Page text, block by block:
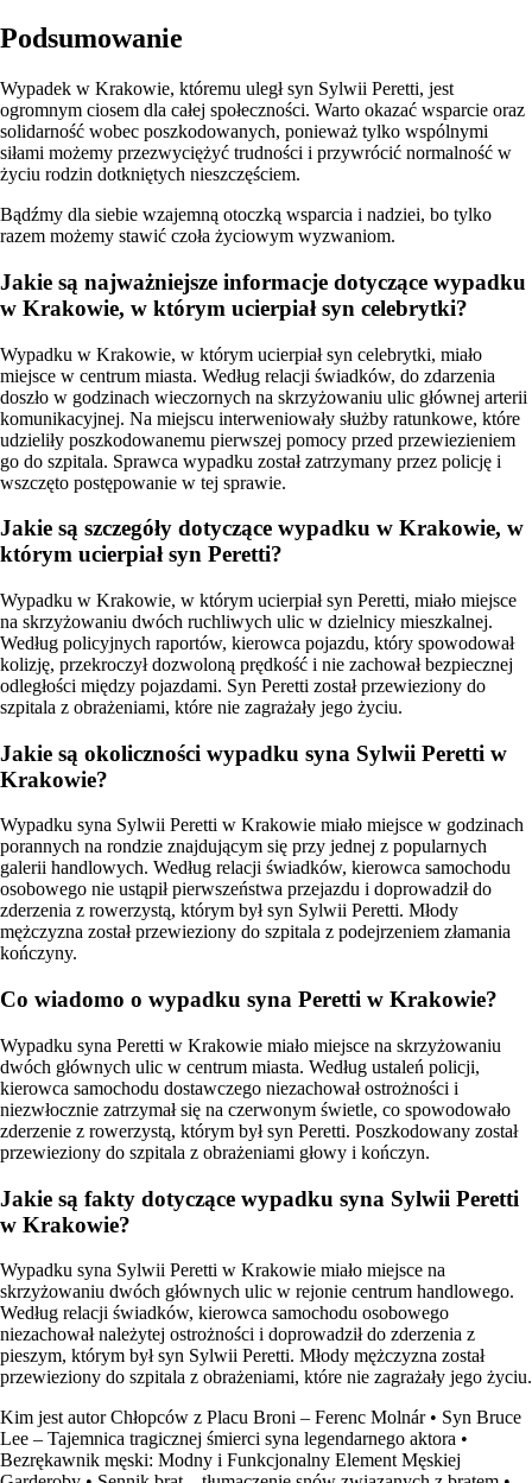
Podsumowanie
Wypadek w Krakowie, któremu uległ syn Sylwii Peretti, jest
ogromnym ciosem dla całej społeczności. Warto okazać wsparcie oraz
solidarność wobec poszkodowanych, ponieważ tylko wspólnymi
siłami możemy przezwyciężyć trudności i przywrócić normalność w
życiu rodzin dotkniętych nieszczęściem.
Bądźmy dla siebie wzajemną otoczką wsparcia i nadziei, bo tylko
razem możemy stawić czoła życiowym wyzwaniom.
Jakie są najważniejsze informacje dotyczące wypadku
w Krakowie, w którym ucierpiał syn celebrytki?
Wypadku w Krakowie, w którym ucierpiał syn celebrytki, miało
miejsce w centrum miasta. Według relacji świadków, do zdarzenia
doszło w godzinach wieczornych na skrzyżowaniu ulic głównej arterii
komunikacyjnej. Na miejscu interweniowały służby ratunkowe, które
udzieliły poszkodowanemu pierwszej pomocy przed przewiezieniem
go do szpitala. Sprawca wypadku został zatrzymany przez policję i
wszczęto postępowanie w tej sprawie.
Jakie są szczegóły dotyczące wypadku w Krakowie, w
którym ucierpiał syn Peretti?
Wypadku w Krakowie, w którym ucierpiał syn Peretti, miało miejsce
na skrzyżowaniu dwóch ruchliwych ulic w dzielnicy mieszkalnej.
Według policyjnych raportów, kierowca pojazdu, który spowodował
kolizję, przekroczył dozwoloną prędkość i nie zachował bezpiecznej
odległości między pojazdami. Syn Peretti został przewieziony do
szpitala z obrażeniami, które nie zagrażały jego życiu.
Jakie są okoliczności wypadku syna Sylwii Peretti w
Krakowie?
Wypadku syna Sylwii Peretti w Krakowie miało miejsce w godzinach
porannych na rondzie znajdującym się przy jednej z popularnych
galerii handlowych. Według relacji świadków, kierowca samochodu
osobowego nie ustąpił pierwszeństwa przejazdu i doprowadził do
zderzenia z rowerzystą, którym był syn Sylwii Peretti. Młody
mężczyzna został przewieziony do szpitala z podejrzeniem złamania
kończyny.
Co wiadomo o wypadku syna Peretti w Krakowie?
Wypadku syna Peretti w Krakowie miało miejsce na skrzyżowaniu
dwóch głównych ulic w centrum miasta. Według ustaleń policji,
kierowca samochodu dostawczego niezachował ostrożności i
niezwłocznie zatrzymał się na czerwonym świetle, co spowodowało
zderzenie z rowerzystą, którym był syn Peretti. Poszkodowany został
przewieziony do szpitala z obrażeniami głowy i kończyn.
Jakie są fakty dotyczące wypadku syna Sylwii Peretti
w Krakowie?
Wypadku syna Sylwii Peretti w Krakowie miało miejsce na
skrzyżowaniu dwóch głównych ulic w rejonie centrum handlowego.
Według relacji świadków, kierowca samochodu osobowego
niezachował należytej ostrożności i doprowadził do zderzenia z
pieszym, którym był syn Sylwii Peretti. Młody mężczyzna został
przewieziony do szpitala z obrażeniami, które nie zagrażały jego życiu.
Kim jest autor Chłopców z Placu Broni – Ferenc Molnár• Syn Bruce
Lee – Tajemnica tragicznej śmierci syna legendarnego aktora •
Bezrękawnik męski: Modny i Funkcjonalny Element Męskiej